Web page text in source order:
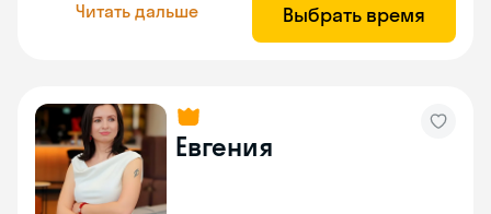
Читать дальше Выбрать время
Евгения